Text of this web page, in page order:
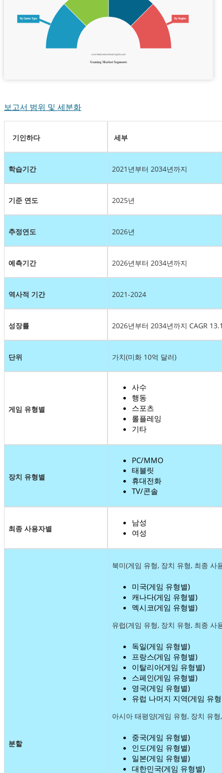
보고서 범위 및 세분화
기인하다 세부
학습기간 2021년부터 2034년까지
기준 연도 2025년
추정연도 2026년
예측기간 2026년부터 2034년까지
역사적 기간 2021-2024
성장률 2026년부터 2034년까지 CAGR
단위 가치(미화 10억 달러)
게임 유형별
사수
행동
스포츠
롤플레잉
기타
장치 유형별
PC/MMO
태블릿
휴대전화
TV/콘솔
최종 사용자별
남성
여성
분할
북미(게임 유형, 장치 유형, 최종 사
미국(게임 유형별)
캐나다(게임 유형별)
멕시코(게임 유형별)
유럽(게임 유형, 장치 유형, 최종 사
독일(게임 유형별)
프랑스(게임 유형별)
이탈리아(게임 유형별)
스페인(게임 유형별)
영국(게임 유형별)
유럽 ​​나머지 지역(게임 유
아시아 태평양(게임 유형, 장치 유
중국(게임 유형별)
인도(게임 유형별)
일본(게임 유형별)
대한민국(게임 유형별)